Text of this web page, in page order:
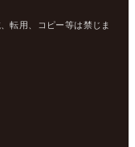
転用、コピー等は禁じま